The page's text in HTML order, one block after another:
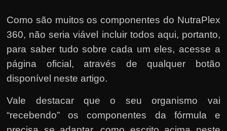
Como são muitos os componentes do NutraPlex
360, não seria viável incluir todos aqui, portanto,
para saber tudo sobre cada um eles, acesse a
página oficial, através de qualquer botão
disponível neste artigo.
Vale destacar que o seu organismo vai
“recebendo” os componentes da fórmula e